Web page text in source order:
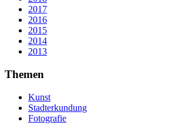
2017
2016
2015
2014
2013
Themen
Kunst
Stadterkundung
Fotografie